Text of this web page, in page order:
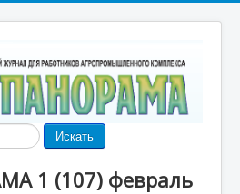
Искать
1 (107) февраль